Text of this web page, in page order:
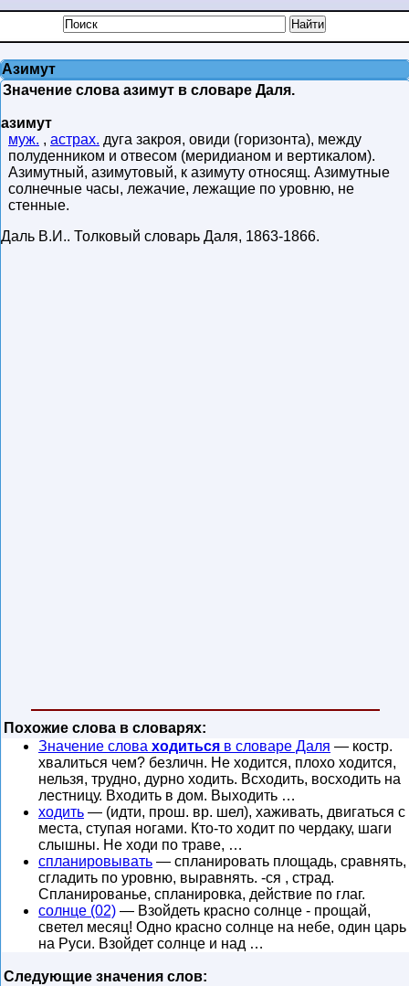
Азимут
Значение слова азимут в словаре Даля.
азимут
муж. , астрах. дуга закроя, овиди (горизонта), между
полуденником и отвесом (меридианом и вертикалом).
Азимутный, азимутовый, к азимуту относящ. Азимутные
солнечные часы, лежачие, лежащие по уровню, не
стенные.
Даль В.И.. Толковый словарь Даля, 1863-1866.
Похожие слова в словарях:
Значение слова ходиться в словаре Даля — костр.
хвалиться чем? безличн. Не ходится, плохо ходится,
нельзя, трудно, дурно ходить. Всходить, восходить на
лестницу. Входить в дом. Выходить …
ходить — (идти, прош. вр. шел), хаживать, двигаться с
места, ступая ногами. Кто-то ходит по чердаку, шаги
слышны. Не ходи по траве, …
спланировывать — спланировать площадь, сравнять,
сгладить по уровню, выравнять. -ся , страд.
Спланированье, спланировка, действие по глаг.
солнце (02) — Взойдеть красно солнце - прощай,
светел месяц! Одно красно солнце на небе, один царь
на Руси. Взойдет солнце и над …
Следующие значения слов: